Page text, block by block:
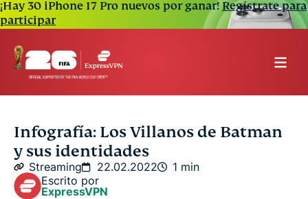
¡Hay 30 iPhone 17 Pro nuevos por ganar!Regístrate para
participar
Infografía: Los Villanos de Batman
y sus identidades
Streaming 22.02.2022
1 min
Escrito por
ExpressVPN